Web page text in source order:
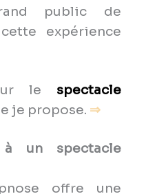
public de
expérience
le spectacle
je propose. ⇒
à un spectacle
offre une